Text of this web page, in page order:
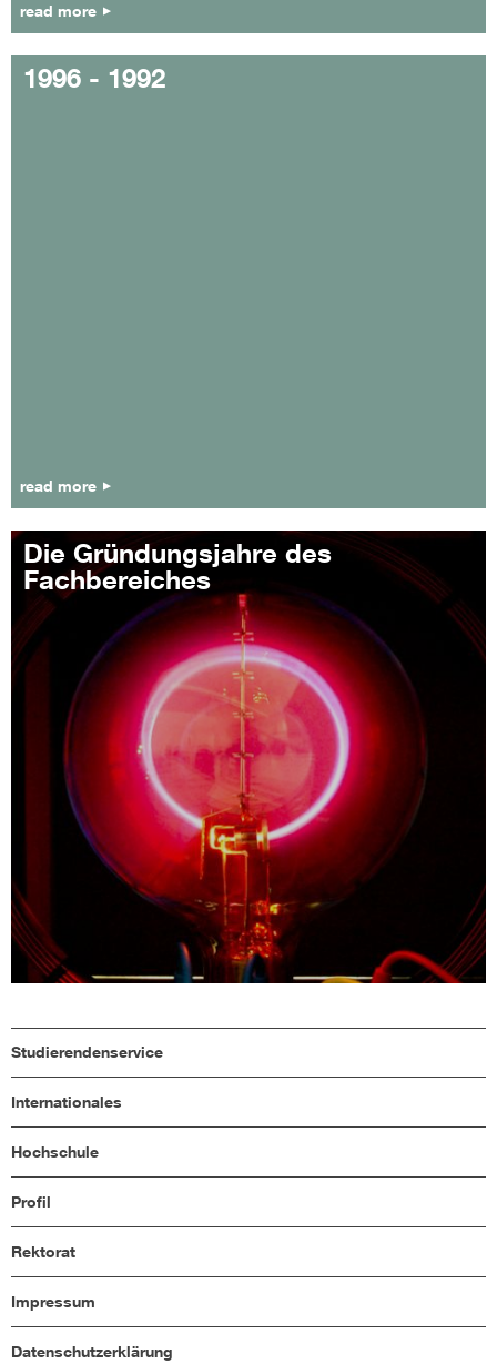
read more
1996 - 1992
read more
Die Gründungsjahre des
Fachbereiches
Studierendenservice
Internationales
Hochschule
Profil
Rektorat
Impressum
Datenschutzerklärung